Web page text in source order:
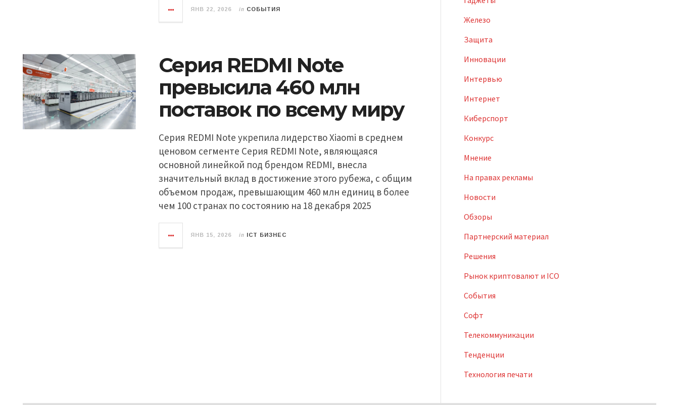
ЯНВ 22, 2026 in СОБЫТИЯ
Серия REDMI Note
превысила 460 млн
поставок по всему миру
Серия REDMI Note укрепила лидерство Xiaomi в среднем
ценовом сегменте Серия REDMI Note, являющаяся
основной линейкой под брендом REDMI, внесла
значительный вклад в достижение этого рубежа, с общим
объемом продаж, превышающим 460 млн единиц в более
чем 100 странах по состоянию на 18 декабря 2025
ЯНВ 15, 2026 in ICT БИЗНЕС
Железо
Защита
Инновации
Интервью
Интернет
Киберспорт
Конкурс
Мнение
На правах рекламы
Новости
Обзоры
Партнерский материал
Решения
Рынок криптовалют и ICO
События
Софт
Телекоммуникации
Тенденции
Технология печати